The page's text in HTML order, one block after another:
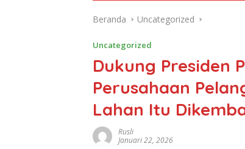
Beranda Uncategorized
Uncategorized
Dukung Presiden
Perusahaan
Lahan Itu
Rusli
Januari 22, 2026